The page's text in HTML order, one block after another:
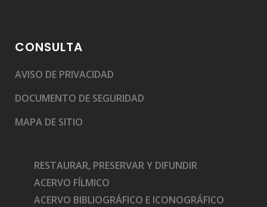
CONSULTA
AVISO DE PRIVACIDAD
DOCUMENTO DE SEGURIDAD
MAPA DE SITIO
RESTAURAR, PRESERVAR Y DIFUNDIR
ACERVO FÍLMICO
ACERVO BIBLIOGRÁFICO E ICONOGRÁFICO